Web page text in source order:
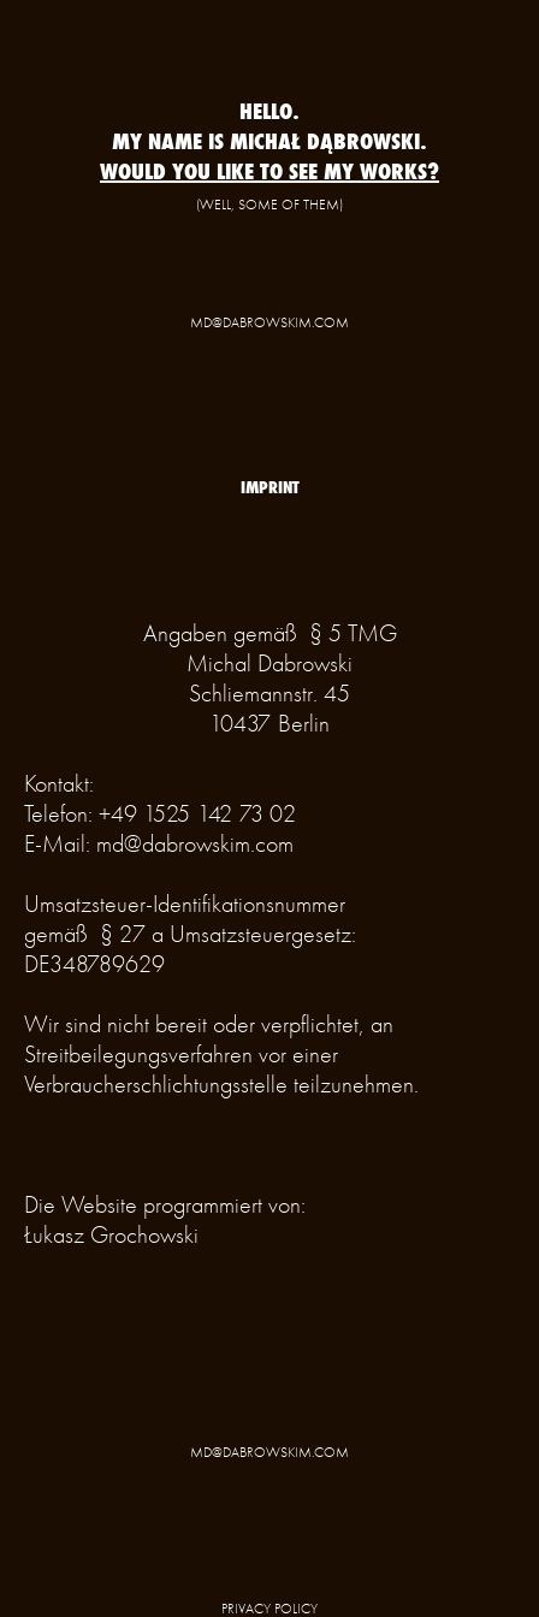
HELLO.
MY NAME IS MICHAŁ DĄBROWSKI.
WOULD YOU LIKE TO SEE MY WORKS?
(WELL, SOME OF THEM)
MD@DABROWSKIM.COM
IMPRINT
Angaben gemäß § 5 TMG
Michal Dabrowski
Schliemannstr. 45
10437 Berlin
Kontakt:
Telefon: +49 1525 142 73 02
E-Mail: md@dabrowskim.com
Umsatzsteuer-Identifikationsnummer
gemäß § 27 a Umsatzsteuergesetz:
DE348789629
Wir sind nicht bereit oder verpflichtet, an
Streitbeilegungsverfahren vor einer
Verbraucherschlichtungsstelle teilzunehmen.
Die Website programmiert von:
Łukasz Grochowski
MD@DABROWSKIM.COM
PRIVACY POLICY